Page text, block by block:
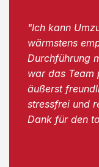
"Ich kann
wärmstens
Durchführung
war das Team
äußerst
stressfrei und
Dank für den